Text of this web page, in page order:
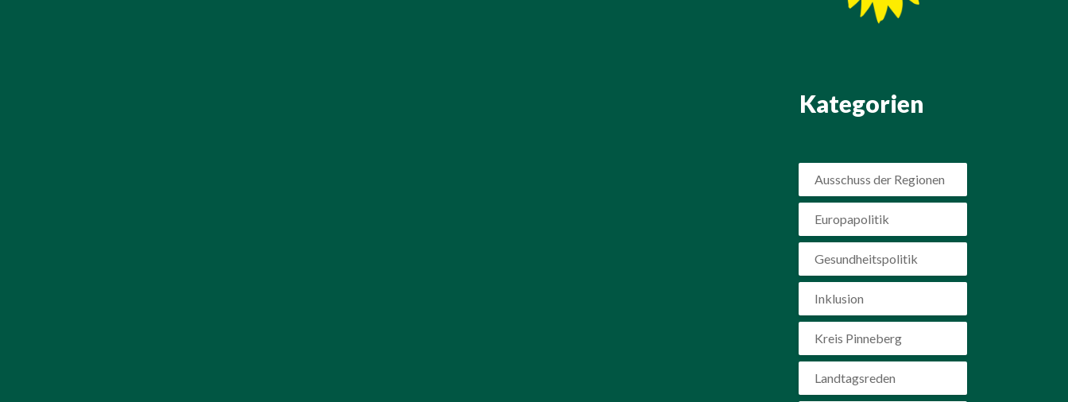
Kategorien
Ausschuss der Regionen
Europapolitik
Gesundheitspolitik
Inklusion
Kreis Pinneberg
Landtagsreden